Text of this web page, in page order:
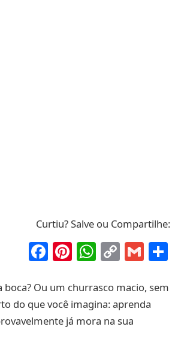
Curtiu? Salve ou Compartilhe:
Facebook
Pinterest
WhatsApp
CopyGmail
Ou um churrasco macio, sem
do que você imagina: aprenda
já mora na sua